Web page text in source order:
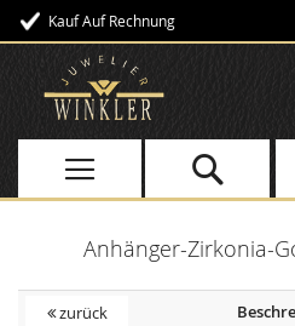
Kauf Auf Rechnung
Direkt
Inhalt
Anhänger-Zirkonia-
zurück